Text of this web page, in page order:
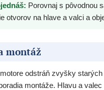
Porovnaj s pôvodnou
otvorov na hlave a valci a
montáž
odstráň zvyšky
montáže. Hlavu a